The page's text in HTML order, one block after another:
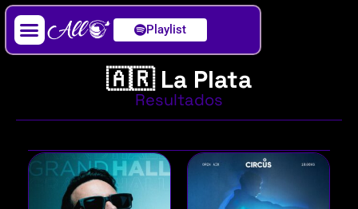
Playlist
🇦🇷 La Plata
Resultados